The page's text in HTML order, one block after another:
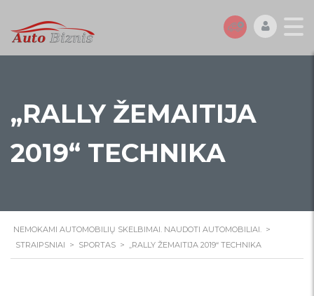
„RALLY ŽEMAITIJA
2019“ TECHNIKA
NEMOKAMI AUTOMOBILIŲ SKELBIMAI. NAUDOTI AUTOMOBILIAI. >
STRAIPSNIAI > SPORTAS > „RALLY ŽEMAITIJA 2019“ TECHNIKA